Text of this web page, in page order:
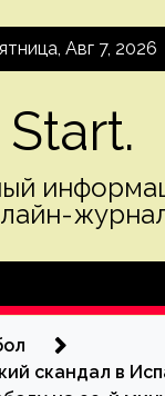
Авг 7, 2026
Start.
скандал в